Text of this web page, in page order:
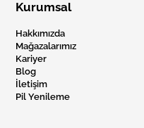
Kurumsal
Hakkımızda
Mağazalarımız
Kariyer
Blog
İletişim
Pil Yenileme